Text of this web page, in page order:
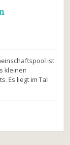
ist
kleinen
Es liegt im Tal